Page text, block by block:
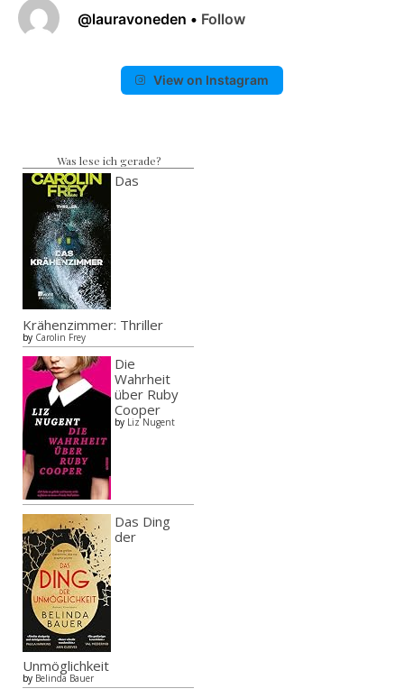
@lauravoneden • Follow
View on Instagram
Was lese ich gerade?
Das
Krähenzimmer: Thriller
by Carolin Frey
Die
Wahrheit
über Ruby
Cooper
by Liz Nugent
Das Ding
der
Unmöglichkeit
by Belinda Bauer